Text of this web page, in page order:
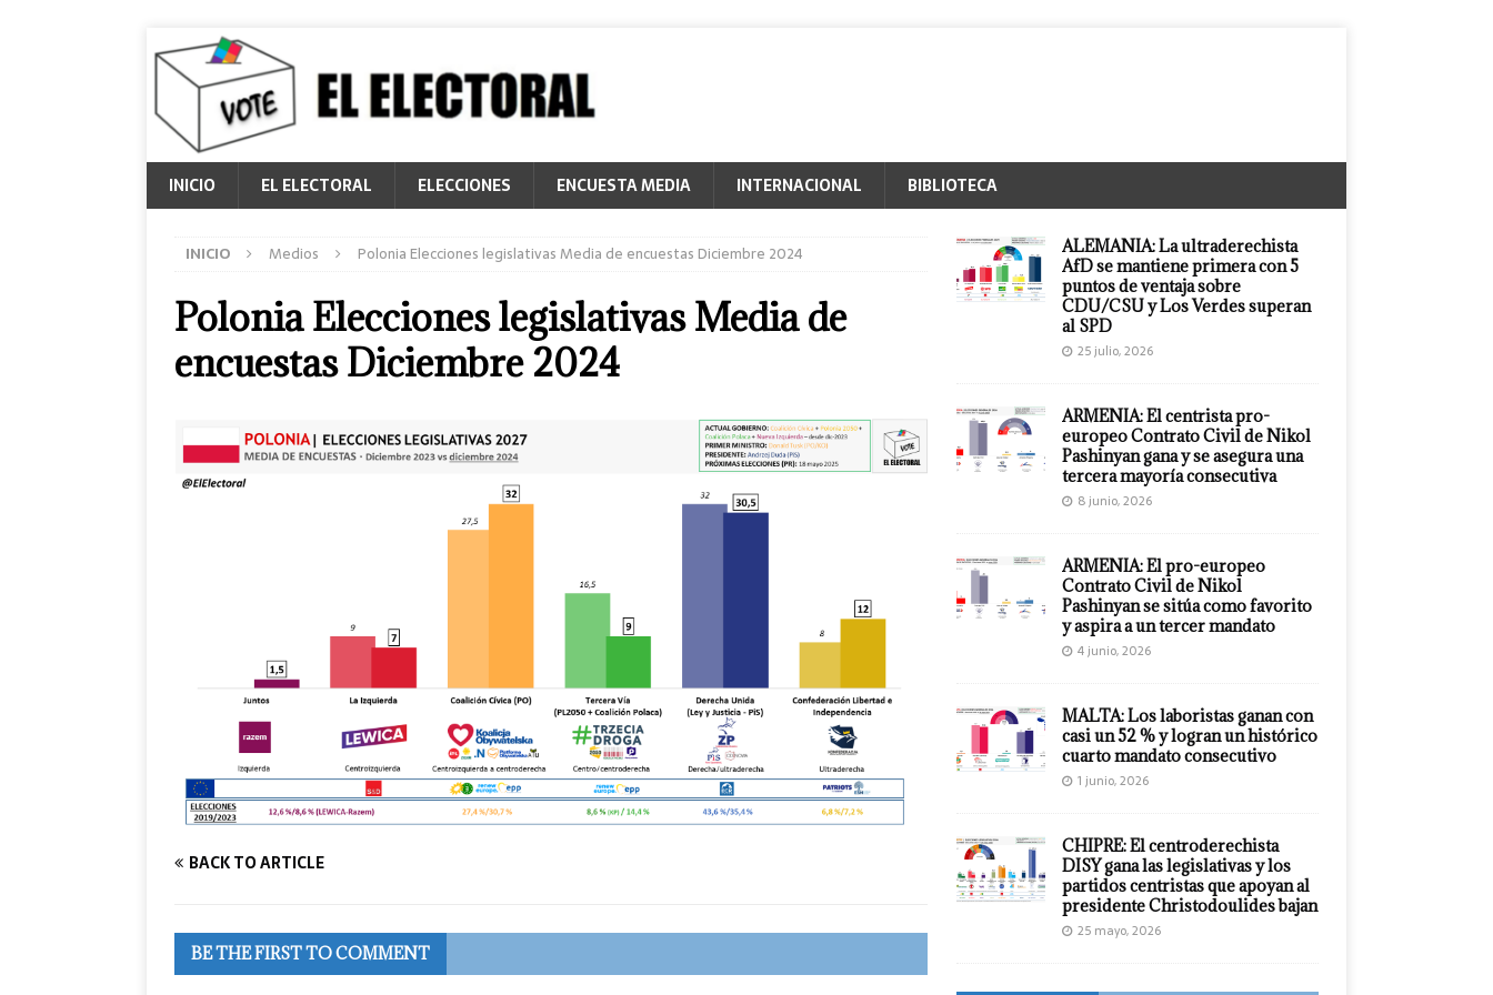
INICIO EL ELECTORAL ELECCIONES ENCUESTA MEDIA INTERNACIONAL BIBLIOTECA
INICIO Medios Polonia Elecciones legislativas Media de encuestas Diciembre 2024
Polonia Elecciones legislativas Media de
encuestas Diciembre 2024
BACK TO ARTICLE
BE THE FIRST TO COMMENT
ALEMANIA: La ultraderechista
AfD se mantiene primera con 5
puntos de ventaja sobre
CDU/CSU y Los Verdes superan
al SPD
25 julio, 2026
ARMENIA: El centrista pro-
europeo Contrato Civil de Nikol
Pashinyan gana y se asegura una
tercera mayoría consecutiva
8 junio, 2026
ARMENIA: El pro-europeo
Contrato Civil de Nikol
Pashinyan se sitúa como favorito
y aspira a un tercer mandato
4 junio, 2026
MALTA: Los laboristas ganan con
casi un 52 % y logran un histórico
cuarto mandato consecutivo
1 junio, 2026
CHIPRE: El centroderechista
DISY gana las legislativas y los
partidos centristas que apoyan al
presidente Christodoulides bajan
25 mayo, 2026